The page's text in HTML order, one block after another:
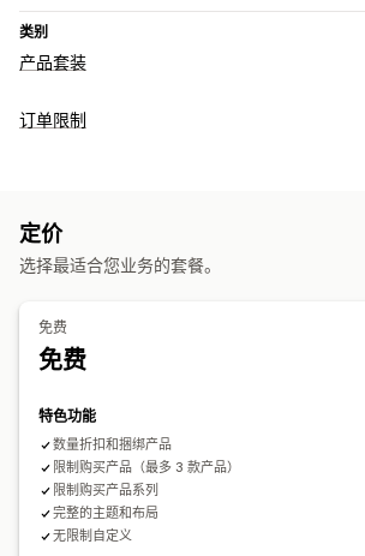
类别
产品套装
套装类型
固定定价
百分比折扣
购物车折扣
订单限制
特定产品系列
自定义
自定义消息
定价
选择最适合您业务的套餐。
免费
免费
特色功能
数量折扣和捆绑产品
限制购买产品（最多 3 款产品）
限制购买产品系列
完整的主题和布局
无限制自定义